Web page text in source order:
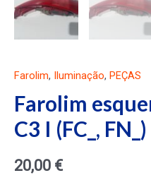
Farolim, Iluminação, PEÇAS
Farolim
C3 I (FC_,
20,00 €